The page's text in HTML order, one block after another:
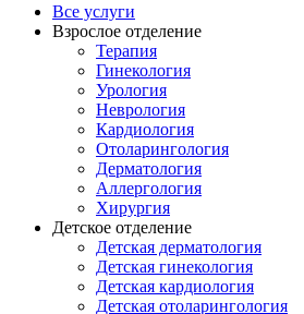
Все услуги
Взрослое отделение
Терапия
Гинекология
Урология
Неврология
Кардиология
Отоларингология
Дерматология
Аллергология
Хирургия
Детское отделение
Детская дерматология
Детская гинекология
Детская кардиология
Детская отоларингология